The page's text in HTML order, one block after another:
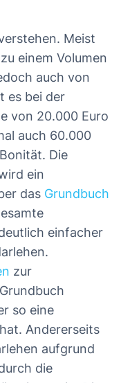
Meist
einem Volumen
auch von
es bei der
von 20.000 Euro
auch 60.000
Die
ein
das Grundbuch
einfacher
zur
so eine
Andererseits
aufgrund
die